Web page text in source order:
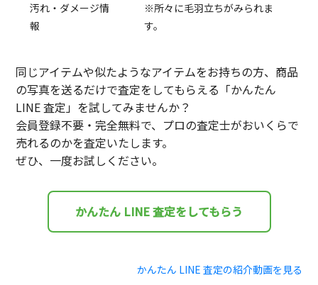
汚れ・ダメージ情
報
※所々に毛羽立ちがみられま
す。
同じアイテムや似たようなアイテムをお持ちの方、商品
の写真を送るだけで査定をしてもらえる「かんたん
LINE 査定」を試してみませんか？
会員登録不要・完全無料で、プロの査定士がおいくらで
売れるのかを査定いたします。
ぜひ、一度お試しください。
かんたん LINE 査定をしてもらう
かんたん LINE 査定の紹介動画を見る